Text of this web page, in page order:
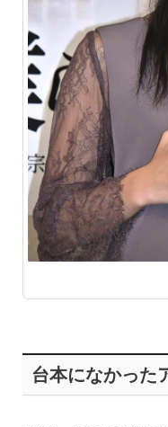
台本になかった